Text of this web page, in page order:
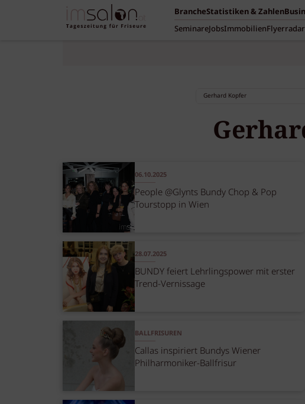
BrancheStatistiken & Zahlen
SeminareJobsImmobilienFlyerradar
06.10.2025
People @Glynts Bundy Chop & Pop
Tourstopp in Wien
28.07.2025
BUNDY feiert Lehrlingspower mit erster
Trend-Vernissage
BALLFRISUREN
Callas inspiriert Bundys Wiener
Philharmoniker-Ballfrisur